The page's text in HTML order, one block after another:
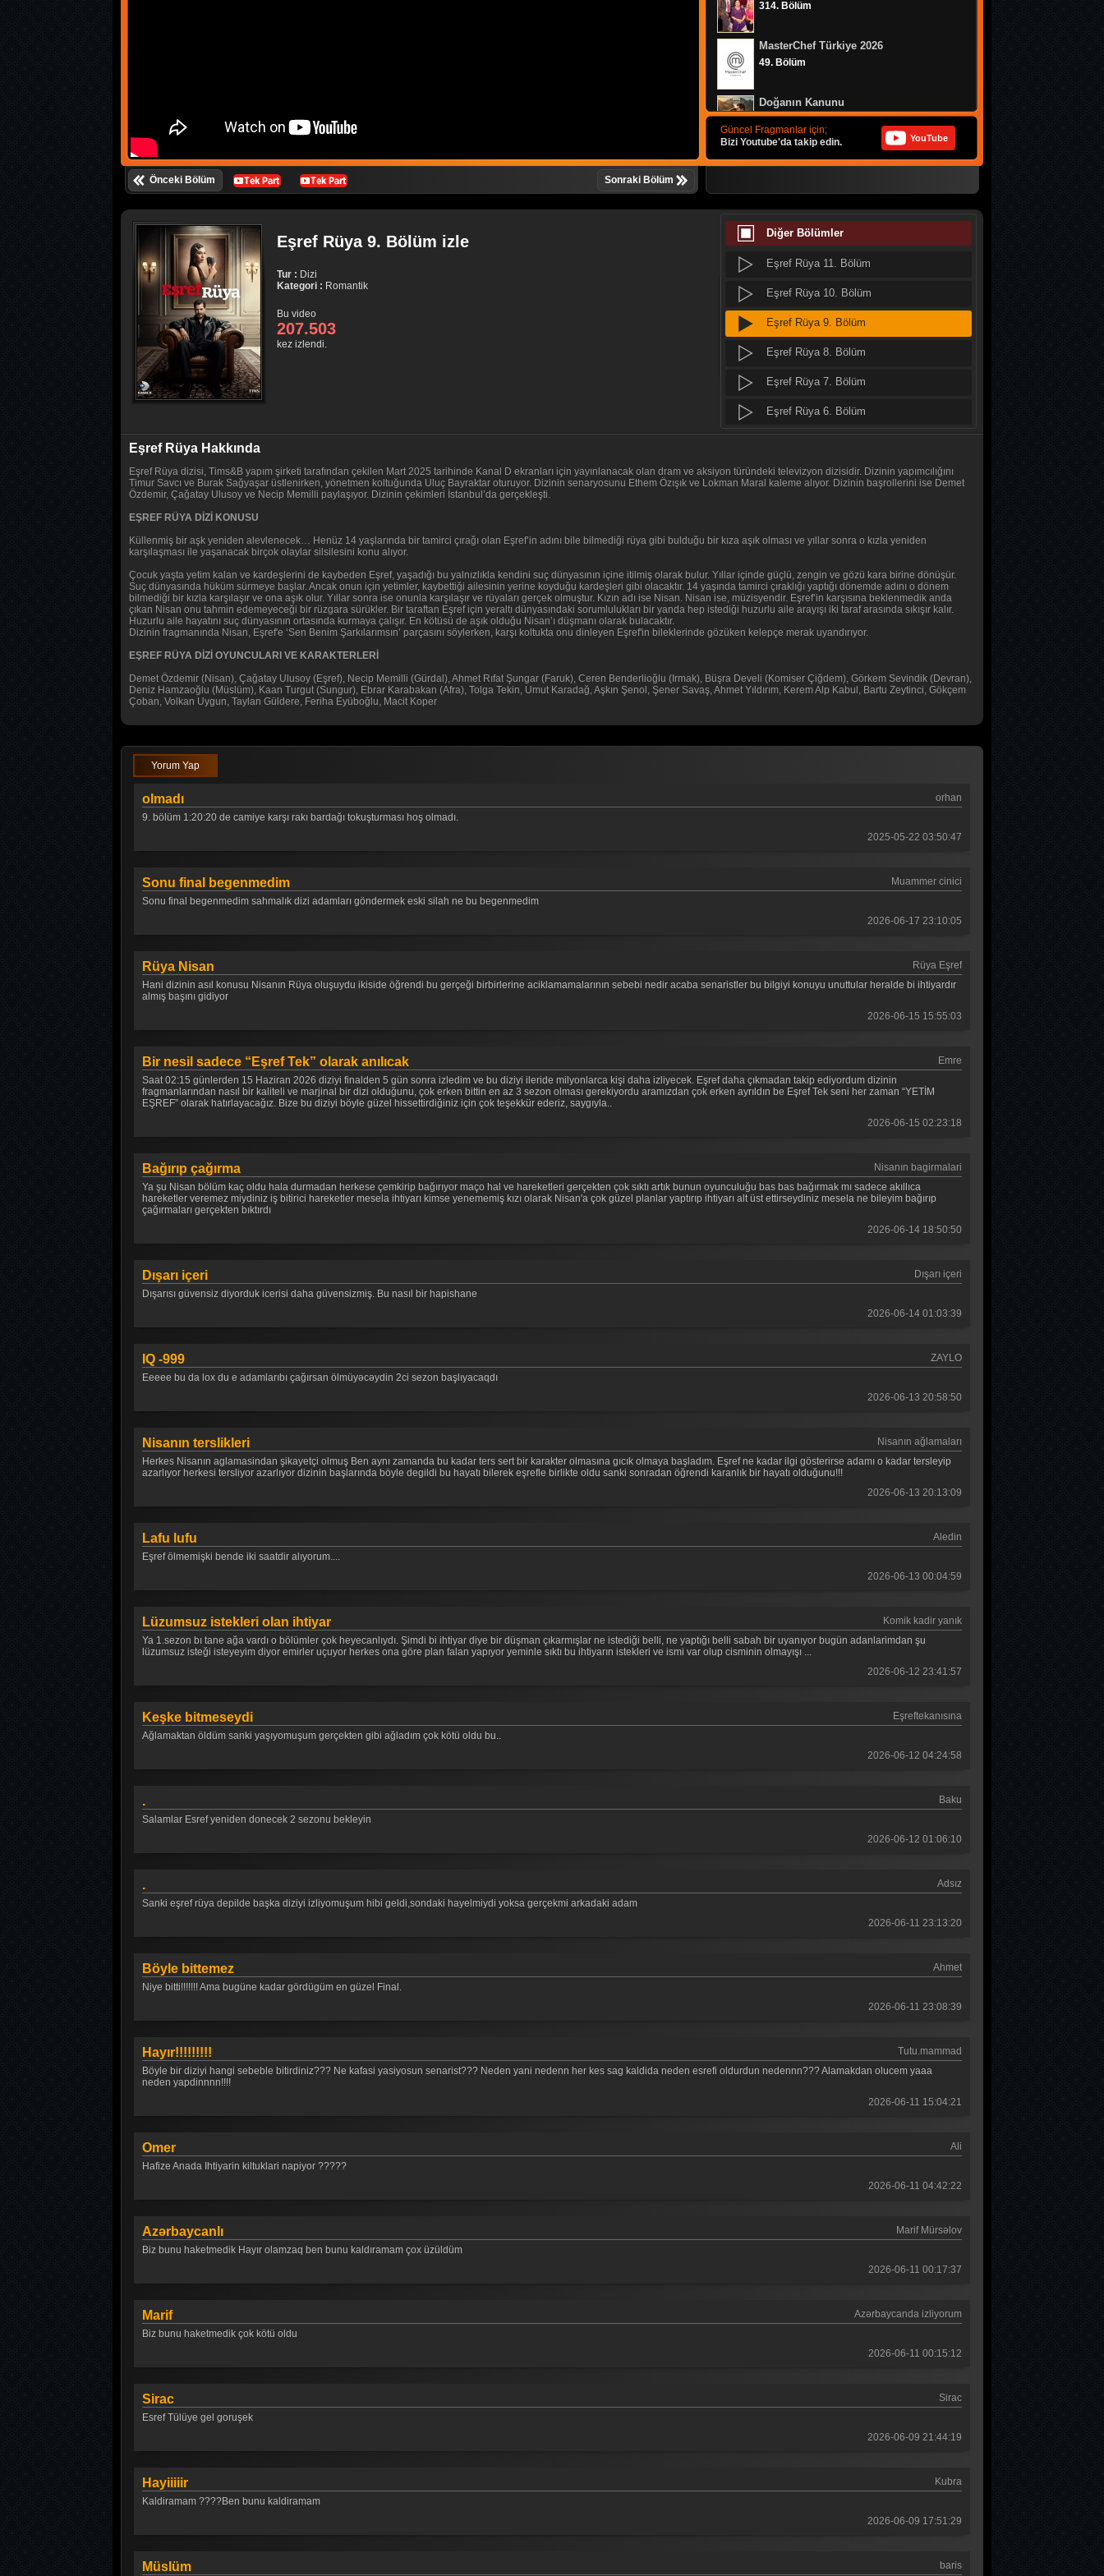
314. Bölüm
MasterChef Türkiye 2026
49. Bölüm
Doğanın Kanunu
9. Bölüm
MasterChef Türkiye 2026
47. Bölüm
Altı Üstü İstanbul
8. Bölüm
MasterChef Türkiye 2026
46. Bölüm
Daha 17
2. Bölüm
Baş Başa
1. Bölüm
45. Bölüm
Sıfır Bir 4 Sezon
Güncel Fragmanlar için;
Bizi Youtube'da takip edin.
YouTube
Önceki Bölüm Sonraki Bölüm
Eşref Rüya 9. Bölüm izle
Tur : Dizi
Kategori : Romantik
Bu video
207.503
kez izlendi.
Diğer Bölümler
Eşref Rüya 18. Bölüm
Eşref Rüya 16. Bölüm
Eşref Rüya 15. Bölüm
Eşref Rüya 12. Bölüm
Eşref Rüya 11. Bölüm
Eşref Rüya 10. Bölüm
Eşref Rüya 9. Bölüm
Eşref Rüya 8. Bölüm
Eşref Rüya 7. Bölüm
Eşref Rüya 6. Bölüm
Eşref Rüya 4. Bölüm
Tüm Bölümleri Göster
Eşref Rüya Hakkında
Eşref Rüya dizisi, Tims&B yapım şirketi tarafından çekilen Mart 2025 tarihinde Kanal D ekranları için yayınlanacak olan dram ve aksiyon türündeki televizyon dizisidir. Dizinin yapımcılığını
Timur Savcı ve Burak Sağyaşar üstlenirken, yönetmen koltuğunda Uluç Bayraktar oturuyor. Dizinin senaryosunu Ethem Özışık ve Lokman Maral kaleme alıyor. Dizinin başrollerini ise Demet
Özdemir, Çağatay Ulusoy ve Necip Memilli paylaşıyor. Dizinin çekimleri İstanbul’da gerçekleşti.
EŞREF RÜYA DİZİ KONUSU
Küllenmiş bir aşk yeniden alevlenecek… Henüz 14 yaşlarında bir tamirci çırağı olan Eşref’in adını bile bilmediği rüya gibi bulduğu bir kıza aşık olması ve yıllar sonra o kızla yeniden
karşılaşması ile yaşanacak birçok olaylar silsilesini konu alıyor.
Çocuk yaşta yetim kalan ve kardeşlerini de kaybeden Eşref, yaşadığı bu yalnızlıkla kendini suç dünyasının içine itilmiş olarak bulur. Yıllar içinde güçlü, zengin ve gözü kara birine dönüşür.
Suç dünyasında hüküm sürmeye başlar. Ancak onun için yetimler, kaybettiği ailesinin yerine koyduğu kardeşleri gibi olacaktır. 14 yaşında tamirci çıraklığı yaptığı dönemde adını o dönem
bilmediği bir kızla karşılaşır ve ona aşık olur. Yıllar sonra ise onunla karşılaşır ve rüyaları gerçek olmuştur. Kızın adı ise Nisan. Nisan ise, müzisyendir. Eşref’in karşısına beklenmedik anda
çıkan Nisan onu tahmin edemeyeceği bir rüzgara sürükler. Bir taraftan Eşref için yeraltı dünyasındaki sorumlulukları bir yanda hep istediği huzurlu aile arayışı iki taraf arasında sıkışır kalır.
Huzurlu aile hayatını suç dünyasının ortasında kurmaya çalışır. En kötüsü de aşık olduğu Nisan’ı düşmanı olarak bulacaktır.
Dizinin fragmanında Nisan, Eşref'e ‘Sen Benim Şarkılarımsın’ parçasını söylerken, karşı koltukta onu dinleyen Eşref'in bileklerinde gözüken kelepçe merak uyandırıyor.
EŞREF RÜYA DİZİ OYUNCULARI VE KARAKTERLERİ
Demet Özdemir (Nisan), Çağatay Ulusoy (Eşref), Necip Memilli (Gürdal), Ahmet Rıfat Şungar (Faruk), Ceren Benderlioğlu (Irmak), Büşra Develi (Komiser Çiğdem), Görkem Sevindik (Devran),
Deniz Hamzaoğlu (Müslüm), Kaan Turgut (Sungur), Ebrar Karabakan (Afra), Tolga Tekin, Umut Karadağ, Aşkın Şenol, Şener Savaş, Ahmet Yıldırım, Kerem Alp Kabul, Bartu Zeytinci, Gökçem
Çoban, Volkan Uygun, Taylan Güldere, Feriha Eyüboğlu, Macit Koper
Yorum Yap
olmadı
orhan
9. bölüm 1:20:20 de camiye karşı rakı bardağı tokuşturması hoş olmadı.
2025-05-22 03:50:47
Sonu final begenmedim
Muammer cinici
Sonu final begenmedim sahmalık dizi adamları göndermek eski silah ne bu begenmedim
2026-06-17 23:10:05
Rüya Nisan
Rüya Eşref
Hani dizinin asıl konusu Nisanın Rüya oluşuydu ikiside öğrendi bu gerçeği birbirlerine aciklamamalarının sebebi nedir acaba senaristler bu bilgiyi konuyu unuttular heralde bi ihtiyardır
almış başını gidiyor
2026-06-15 15:55:03
Bir nesil sadece “Eşref Tek” olarak anılıcak
Emre
Saat 02:15 günlerden 15 Haziran 2026 diziyi finalden 5 gün sonra izledim ve bu diziyi ileride milyonlarca kişi daha izliyecek. Eşref daha çıkmadan takip ediyordum dizinin
fragmanlarından nasıl bir kaliteli ve marjinal bir dizi olduğunu, çok erken bittin en az 3 sezon olması gerekiyordu aramızdan çok erken ayrıldın be Eşref Tek seni her zaman “YETİM
EŞREF” olarak hatırlayacağız. Bize bu diziyi böyle güzel hissettirdiğiniz için çok teşekkür ederiz, saygıyla..
2026-06-15 02:23:18
Bağırıp çağırma
Nisanın bagirmalari
Ya şu Nisan bölüm kaç oldu hala durmadan herkese çemkirip bağırıyor maço hal ve hareketleri gerçekten çok sıktı artık bunun oyunculuğu bas bas bağırmak mı sadece akıllıca
hareketler veremez miydiniz iş bitirici hareketler mesela ihtiyarı kimse yenememiş kızı olarak Nisan'a çok güzel planlar yaptırıp ihtiyarı alt üst ettirseydiniz mesela ne bileyim bağırıp
çağırmaları gerçekten bıktırdı
2026-06-14 18:50:50
Dışarı içeri
Dışarı içeri
Dışarısı güvensiz diyorduk icerisi daha güvensizmiş. Bu nasıl bir hapishane
2026-06-14 01:03:39
IQ -999
ZAYLO
Eeeee bu da lox du e adamlarıbı çağırsan ölmüyəcəydin 2ci sezon başlıyacaqdı
2026-06-13 20:58:50
Nisanın terslikleri
Nisanın ağlamaları
Herkes Nisanın aglamasindan şikayetçi olmuş Ben aynı zamanda bu kadar ters sert bir karakter olmasına gıcık olmaya başladım. Eşref ne kadar ilgi gösterirse adamı o kadar tersleyip
azarlıyor herkesi tersliyor azarlıyor dizinin başlarında böyle degildi bu hayatı bilerek eşrefle birlikte oldu sanki sonradan öğrendi karanlık bir hayatı olduğunu!!!
2026-06-13 20:13:09
Lafu lufu
Aledin
Eşref ölmemişki bende iki saatdir alıyorum....
2026-06-13 00:04:59
Lüzumsuz istekleri olan ihtiyar
Komik kadir yanık
Ya 1.sezon bı tane ağa vardı o bölümler çok heyecanlıydı. Şimdi bi ihtiyar diye bir düşman çıkarmışlar ne istediği belli, ne yaptığı belli sabah bir uyanıyor bugün adanlarimdan şu
lüzumsuz isteği isteyeyim diyor emirler uçuyor herkes ona göre plan falan yapıyor yeminle sıktı bu ihtiyarın istekleri ve ismi var olup cisminin olmayışı ...
2026-06-12 23:41:57
Keşke bitmeseydi
Eşreftekanısına
Ağlamaktan öldüm sanki yaşıyomuşum gerçekten gibi ağladım çok kötü oldu bu..
2026-06-12 04:24:58
.
Baku
Salamlar Esref yeniden donecek 2 sezonu bekleyin
2026-06-12 01:06:10
.
Adsız
Sanki eşref rüya depilde başka diziyi izliyomuşum hibi geldi,sondaki hayelmiydi yoksa gerçekmi arkadaki adam
2026-06-11 23:13:20
Böyle bittemez
Ahmet
Niye bitti!!!!!!! Ama bugüne kadar gördügüm en güzel Final.
2026-06-11 23:08:39
Hayır!!!!!!!!!
Tutu.mammad
Böyle bir diziyi hangi sebeble bitirdiniz??? Ne kafasi yasiyosun senarist??? Neden yani nedenn her kes sag kaldida neden esrefi oldurdun nedennn??? Alamakdan olucem yaaa
neden yapdinnnn!!!!
2026-06-11 15:04:21
Omer
Ali
Hafize Anada Ihtiyarin kiltuklari napiyor ?????
2026-06-11 04:42:22
Azərbaycanlı
Marif Mürsəlov
Biz bunu haketmedik Hayır olamzaq ben bunu kaldıramam çox üzüldüm
2026-06-11 00:17:37
Marif
Azərbaycanda izliyorum
Biz bunu haketmedik çok kötü oldu
2026-06-11 00:15:12
Sirac
Sirac
Esref Tülüye gel goruşek
2026-06-09 21:44:19
Hayiiiiir
Kubra
Kaldiramam ????Ben bunu kaldiramam
2026-06-09 17:51:29
Müslüm baris